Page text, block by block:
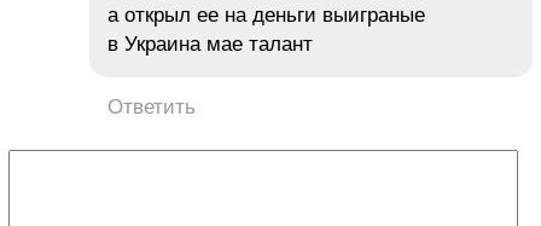
а открыл ее на деньги выиграные
в Украина мае талант
Ответить